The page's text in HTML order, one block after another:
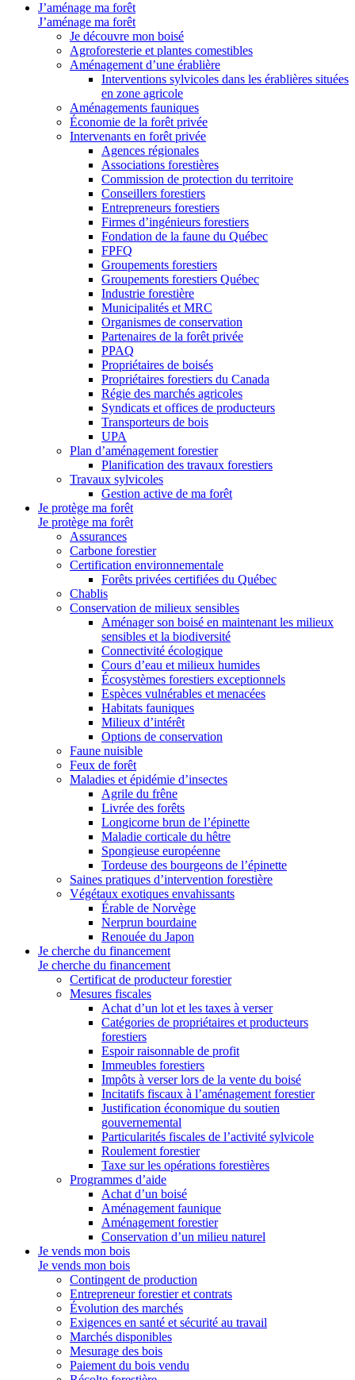
J’aménage ma forêt
J’aménage ma forêt
Je découvre mon boisé
Agroforesterie et plantes comestibles
Aménagement d’une érablière
Interventions sylvicoles dans les érablières situées
en zone agricole
Aménagements fauniques
Économie de la forêt privée
Intervenants en forêt privée
Agences régionales
Associations forestières
Commission de protection du territoire
Conseillers forestiers
Entrepreneurs forestiers
Firmes d’ingénieurs forestiers
Fondation de la faune du Québec
FPFQ
Groupements forestiers
Groupements forestiers Québec
Industrie forestière
Municipalités et MRC
Organismes de conservation
Partenaires de la forêt privée
PPAQ
Propriétaires de boisés
Propriétaires forestiers du Canada
Régie des marchés agricoles
Syndicats et offices de producteurs
Transporteurs de bois
UPA
Plan d’aménagement forestier
Planification des travaux forestiers
Travaux sylvicoles
Gestion active de ma forêt
Je protège ma forêt
Je protège ma forêt
Assurances
Carbone forestier
Certification environnementale
Forêts privées certifiées du Québec
Chablis
Conservation de milieux sensibles
Aménager son boisé en maintenant les milieux
sensibles et la biodiversité
Connectivité écologique
Cours d’eau et milieux humides
Écosystèmes forestiers exceptionnels
Espèces vulnérables et menacées
Habitats fauniques
Milieux d’intérêt
Options de conservation
Faune nuisible
Feux de forêt
Maladies et épidémie d’insectes
Agrile du frêne
Livrée des forêts
Longicorne brun de l’épinette
Maladie corticale du hêtre
Spongieuse européenne
Tordeuse des bourgeons de l’épinette
Saines pratiques d’intervention forestière
Végétaux exotiques envahissants
Érable de Norvège
Nerprun bourdaine
Renouée du Japon
Je cherche du financement
Je cherche du financement
Certificat de producteur forestier
Mesures fiscales
Achat d’un lot et les taxes à verser
Catégories de propriétaires et producteurs
forestiers
Espoir raisonnable de profit
Immeubles forestiers
Impôts à verser lors de la vente du boisé
Incitatifs fiscaux à l’aménagement forestier
Justification économique du soutien
gouvernemental
Particularités fiscales de l’activité sylvicole
Roulement forestier
Taxe sur les opérations forestières
Programmes d’aide
Achat d’un boisé
Aménagement faunique
Aménagement forestier
Conservation d’un milieu naturel
Je vends mon bois
Je vends mon bois
Contingent de production
Entrepreneur forestier et contrats
Évolution des marchés
Exigences en santé et sécurité au travail
Marchés disponibles
Mesurage des bois
Paiement du bois vendu